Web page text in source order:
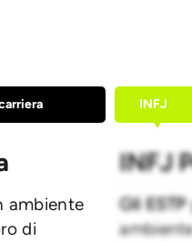
INFJ
ambiente
di
INFJ
Gli ESTP